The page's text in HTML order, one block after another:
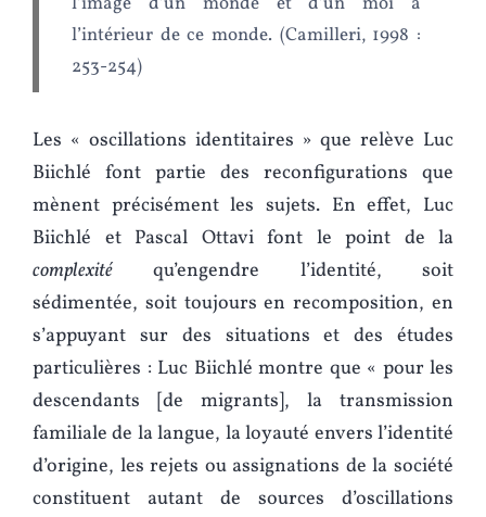
l’intérieur de ce monde. (Camilleri, 1998 :
253‑254)
Les « oscillations identitaires » que relève Luc
Biichlé font partie des reconfigurations que
mènent précisément les sujets. En effet, Luc
Biichlé et Pascal Ottavi font le point de la
complexité qu’engendre l’identité, soit
sédimentée, soit toujours en recomposition, en
s’appuyant sur des situations et des études
particulières : Luc Biichlé montre que « pour les
descendants [de migrants], la transmission
familiale de la langue, la loyauté envers l’identité
d’origine, les rejets ou assignations de la société
constituent autant de sources d’oscillations